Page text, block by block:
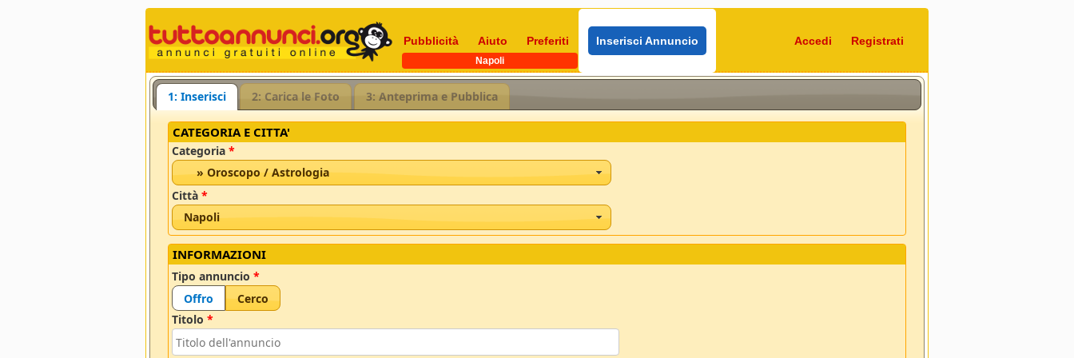
Pubblicità Aiuto Preferiti Inserisci Annuncio Accedi Registrati
Napoli
1: Inserisci 2: Carica le Foto 3: Anteprima e Pubblica
CATEGORIA E CITTA'
Categoria*
» Oroscopo / Astrologia
Città*
Napoli
INFORMAZIONI
Tipo annuncio*
Offro
Cerco
Titolo*